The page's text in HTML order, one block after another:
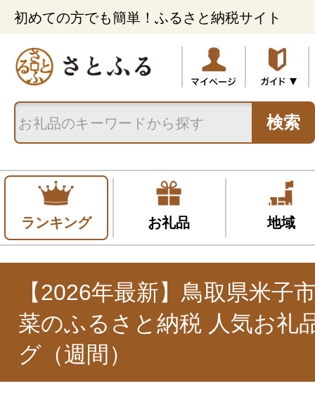
初めての方でも簡単！ふるさと納税サイト
検索
ランキング お礼品 地域
【2026年最新】鳥取県米子
菜のふるさと納税 人気お礼
グ（週間）